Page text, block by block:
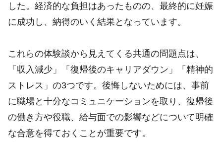
した。経済的な負担はあったものの、最終的に妊娠
に成功し、納得のいく結果となっています。
これらの体験談から見えてくる共通の問題点は、
「収入減少」「復帰後のキャリアダウン」「精神的
ストレス」の3つです。後悔しないためには、事前
に職場と十分なコミュニケーションを取り、復帰後
の働き方や役職、給与面での影響などについて明確
な合意を得ておくことが重要です。